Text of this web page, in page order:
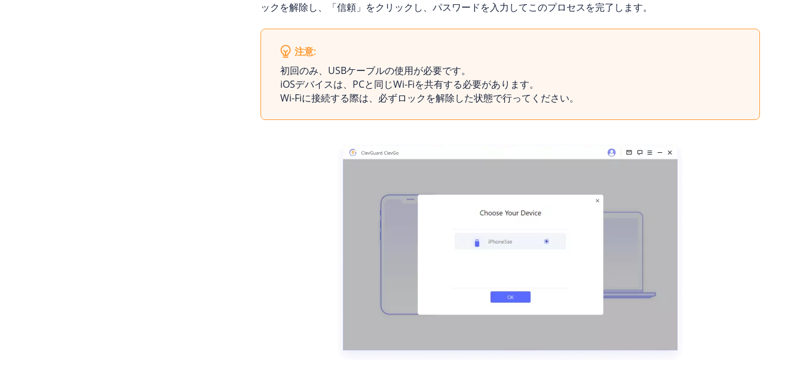
ックを解除し、「信頼」をクリックし、パスワードを入力してこのプロセスを完了します。
注意:
初回のみ、USBケーブルの使用が必要です。
iOSデバイスは、PCと同じWi-Fiを共有する必要があります。
Wi-Fiに接続する際は、必ずロックを解除した状態で行ってください。